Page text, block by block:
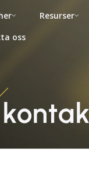
Resurser
oss